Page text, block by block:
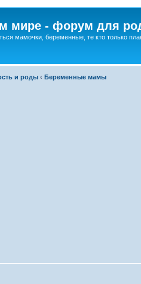
мире - форум для
мамочки, беременные, те кто только
и роды ‹ Беременные мамы